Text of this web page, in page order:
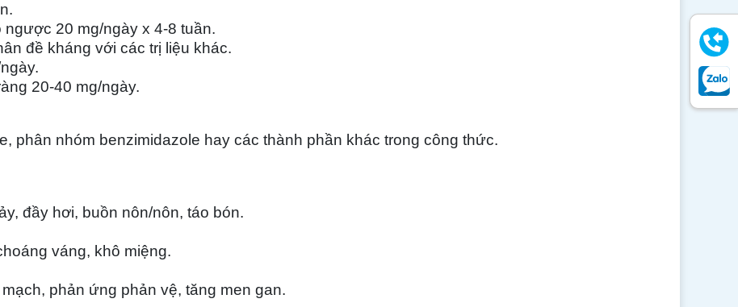
20 mg/ngày x 4-8 tuần.
đề kháng với các trị liệu khác.
20-40 mg/ngày.
phân nhóm benzimidazole hay các thành phần khác trong công thức.
đầy hơi, buồn nôn/nôn, táo bón.
váng, khô miệng.
phản ứng phản vệ, tăng men gan.